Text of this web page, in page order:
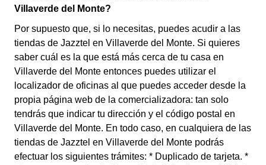
Villaverde del Monte?
Por supuesto que, si lo necesitas, puedes acudir a las
tiendas de Jazztel en Villaverde del Monte. Si quieres
saber cuál es la que está más cerca de tu casa en
Villaverde del Monte entonces puedes utilizar el
localizador de oficinas al que puedes acceder desde la
propia página web de la comercializadora: tan solo
tendrás que indicar tu dirección y el código postal en
Villaverde del Monte. En todo caso, en cualquiera de las
tiendas de Jazztel en Villaverde del Monte podrás
efectuar los siguientes trámites: * Duplicado de tarjeta. *